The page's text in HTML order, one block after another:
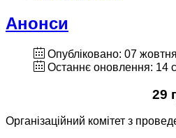
Анонси
Опубліковано: 07
Останнє оновлення: 14
29
Організаційний комітет з